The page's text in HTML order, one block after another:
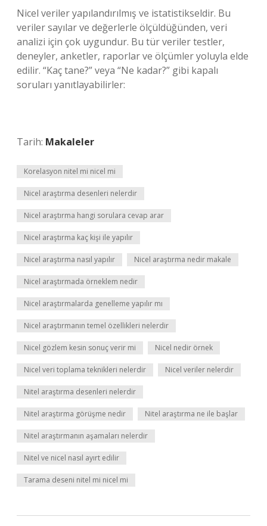
Nicel veriler yapılandırılmış ve istatistikseldir. Bu
veriler sayılar ve değerlerle ölçüldüğünden, veri
analizi için çok uygundur. Bu tür veriler testler,
deneyler, anketler, raporlar ve ölçümler yoluyla elde
edilir. “Kaç tane?” veya “Ne kadar?” gibi kapalı
soruları yanıtlayabilirler:
Tarih: Makaleler
Korelasyon nitel mi nicel mi
Nicel araştırma desenleri nelerdir
Nicel araştırma hangi sorulara cevap arar
Nicel araştırma kaç kişi ile yapılır
Nicel araştırma nasıl yapılır Nicel araştırma nedir makale
Nicel araştırmada örneklem nedir
Nicel araştırmalarda genelleme yapılır mı
Nicel araştırmanın temel özellikleri nelerdir
Nicel gözlem kesin sonuç verir mi Nicel nedir örnek
Nicel veri toplama teknikleri nelerdir Nicel veriler nelerdir
Nitel araştırma desenleri nelerdir
Nitel araştırma görüşme nedir Nitel araştırma ne ile başlar
Nitel araştırmanın aşamaları nelerdir
Nitel ve nicel nasıl ayırt edilir
Tarama deseni nitel mi nicel mi